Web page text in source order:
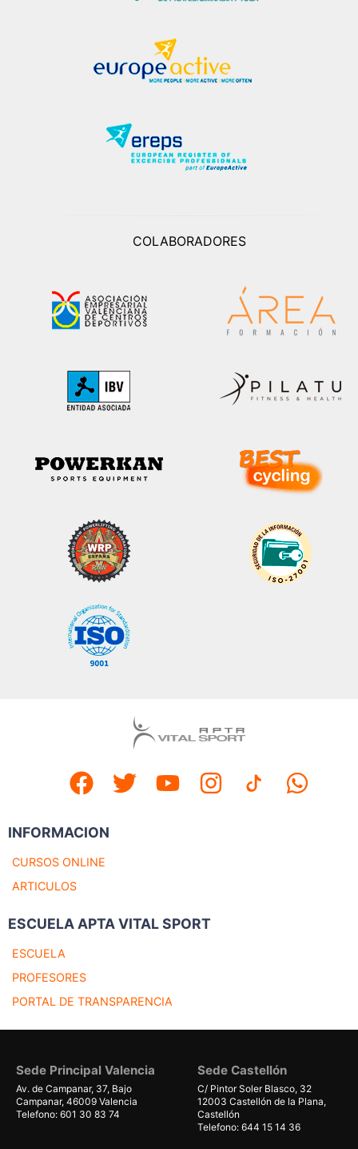
COLABORADORES
INFORMACION
CURSOS ONLINE
ARTICULOS
ESCUELA APTA VITAL SPORT
ESCUELA
PROFESORES
PORTAL DE TRANSPARENCIA
Sede Principal Valencia
Av. de Campanar, 37, Bajo
Campanar, 46009 Valencia
Telefono: 601 30 83 74
Sede Castellón
C/ Pintor Soler Blasco, 32
12003 Castellón de la Plana,
Castellón
Telefono: 644 15 14 36